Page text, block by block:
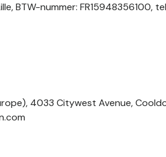
BTW-nummer: FR15948356100,
4033 Citywest Avenue,